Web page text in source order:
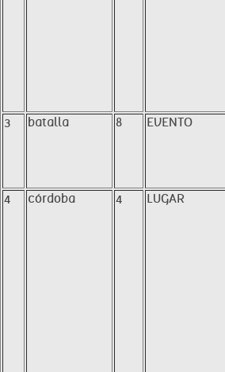
3 batalla 8 EVENTO
4 córdoba 4 LUGAR